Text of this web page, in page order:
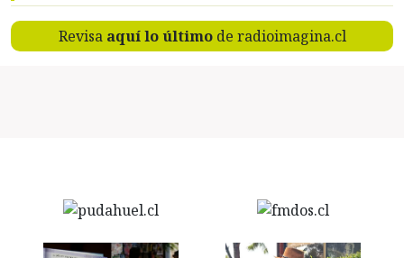
Revisa aquí lo últimode radioimagina.cl